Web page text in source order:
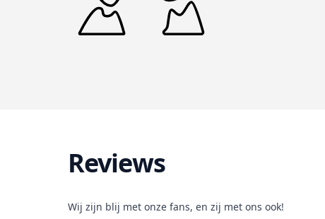
Reviews
Wij zijn blij met onze fans, en zij met ons ook!